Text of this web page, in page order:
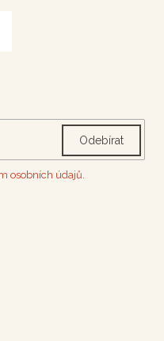
Odebírat
osobních údajů.